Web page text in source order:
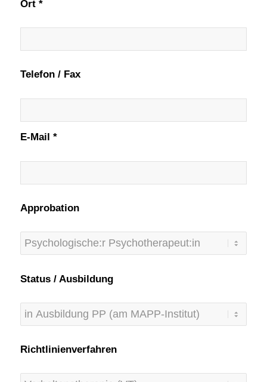
Ort *
Telefon / Fax
E-Mail *
Approbation
Status / Ausbildung
Richtlinienverfahren